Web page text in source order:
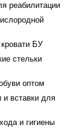
реабилитации
БУ
стельки
оптом
и вставки для
и гигиены